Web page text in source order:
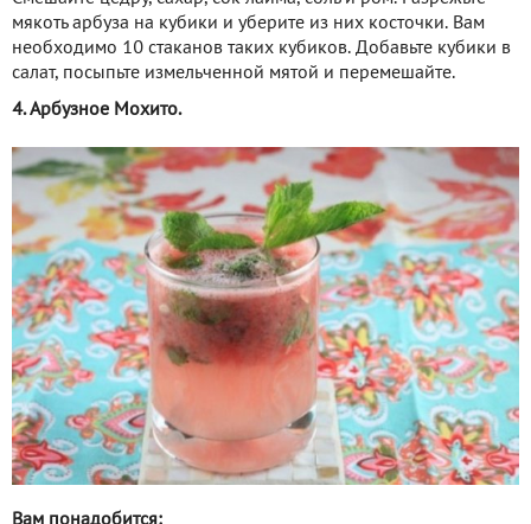
мякоть арбуза на кубики и уберите из них косточки. Вам
необходимо 10 стаканов таких кубиков. Добавьте кубики в
салат, посыпьте измельченной мятой и перемешайте.
4. Арбузное Мохито.
Вам понадобится: